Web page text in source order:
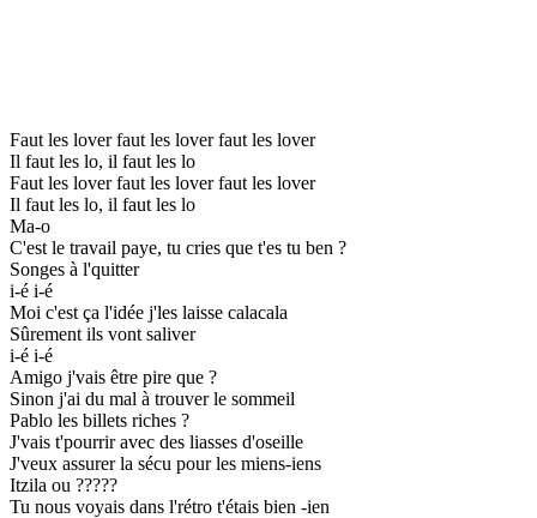
Faut les lover faut les lover faut les lover
Il faut les lo, il faut les lo
Faut les lover faut les lover faut les lover
Il faut les lo, il faut les lo
Ma-o
C'est le travail paye, tu cries que t'es tu ben ?
Songes à l'quitter
i-é i-é
Moi c'est ça l'idée j'les laisse calacala
Sûrement ils vont saliver
i-é i-é
Amigo j'vais être pire que ?
Sinon j'ai du mal à trouver le sommeil
Pablo les billets riches ?
J'vais t'pourrir avec des liasses d'oseille
J'veux assurer la sécu pour les miens-iens
Itzila ou ?????
Tu nous voyais dans l'rétro t'étais bien -ien